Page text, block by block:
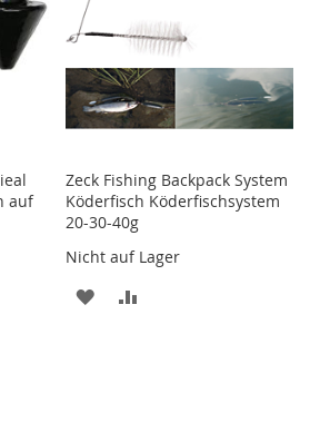
auf
Zeck Fishing Backpack System
Köderfisch Köderfischsystem
20-30-40g
Nicht auf Lager
ZUR